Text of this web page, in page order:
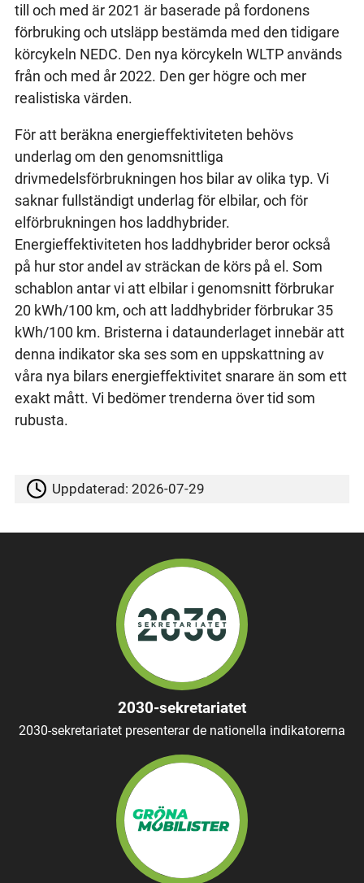
till och med är 2021 är baserade på fordonens
förbruking och utsläpp bestämda med den tidigare
körcykeln NEDC. Den nya körcykeln WLTP används
från och med år 2022. Den ger högre och mer
realistiska värden.
För att beräkna energieffektiviteten behövs
underlag om den genomsnittliga
drivmedelsförbrukningen hos bilar av olika typ. Vi
saknar fullständigt underlag för elbilar, och för
elförbrukningen hos laddhybrider.
Energieffektiviteten hos laddhybrider beror också
på hur stor andel av sträckan de körs på el. Som
schablon antar vi att elbilar i genomsnitt förbrukar
20 kWh/100 km, och att laddhybrider förbrukar 35
kWh/100 km. Bristerna i dataunderlaget innebär att
denna indikator ska ses som en uppskattning av
våra nya bilars energieffektivitet snarare än som ett
exakt mått. Vi bedömer trenderna över tid som
rubusta.
Uppdaterad:2026-07-29
2030-sekretariatet
2030-sekretariatet presenterar de nationella indikatorerna